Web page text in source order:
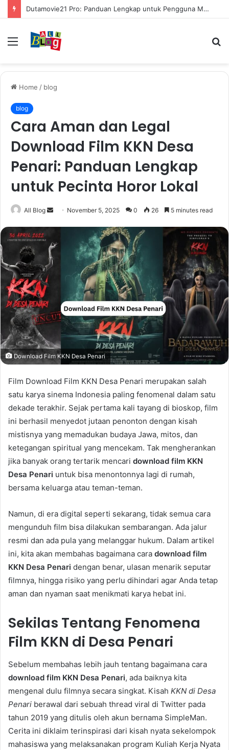
Dutamovie21 Pro: Panduan Lengkap untuk Pengguna Modern
Menu
Home / blog
blog
Cara Aman dan Legal
Download Film KKN Desa
Penari: Panduan Lengkap
untuk Pecinta Horor Lokal
All Blog
Send November 5, 2025 0 26 5 minutes read
Download Film KKN Desa Penari
Film Download Film KKN Desa Penari merupakan salah
satu karya sinema Indonesia paling fenomenal dalam satu
dekade terakhir. Sejak pertama kali tayang di bioskop, film
ini berhasil menyedot jutaan penonton dengan kisah
mistisnya yang memadukan budaya Jawa, mitos, dan
ketegangan spiritual yang mencekam. Tak mengherankan
jika banyak orang tertarik mencari download film KKN
Desa Penari untuk bisa menontonnya lagi di rumah,
bersama keluarga atau teman-teman.
Namun, di era digital seperti sekarang, tidak semua cara
mengunduh film bisa dilakukan sembarangan. Ada jalur
resmi dan ada pula yang melanggar hukum. Dalam artikel
ini, kita akan membahas bagaimana cara download film
KKN Desa Penari dengan benar, ulasan menarik seputar
filmnya, hingga risiko yang perlu dihindari agar Anda tetap
aman dan nyaman saat menikmati karya hebat ini.
Sekilas Tentang Fenomena
Film KKN di Desa Penari
Sebelum membahas lebih jauh tentang bagaimana cara
download film KKN Desa Penari, ada baiknya kita
mengenal dulu filmnya secara singkat. Kisah KKN di Desa
Penari berawal dari sebuah thread viral di Twitter pada
tahun 2019 yang ditulis oleh akun bernama SimpleMan.
Cerita ini diklaim terinspirasi dari kisah nyata sekelompok
mahasiswa yang melaksanakan program Kuliah Kerja Nyata